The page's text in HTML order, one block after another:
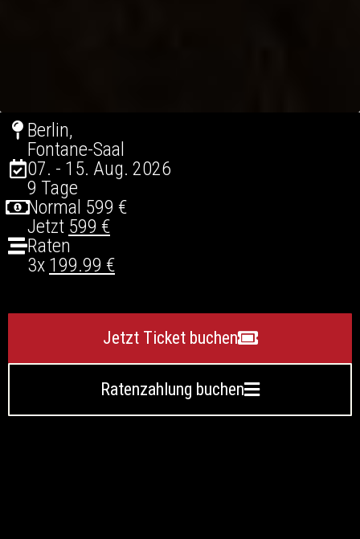
Berlin,
Fontane-Saal
07. - 15. Aug. 2026
9 Tage
Normal 599 €
Jetzt 599 €
Raten
3x 199.99 €
Jetzt Ticket buchen
Ratenzahlung buchen